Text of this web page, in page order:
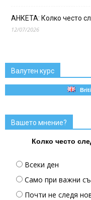
АНКЕТА: Колко често
12/07/2026
Валутен курс
Вашето мнение?
Колко често
Всеки ден
Само при важни
Почти не следя